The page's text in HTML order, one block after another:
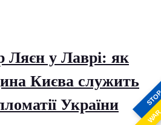
Ляєн у Лаврі: як
Києва служить
України